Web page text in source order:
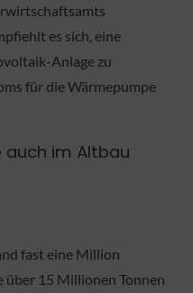
es sich, eine
Anlage zu
für die Wärmepumpe
im Altbau
fast eine Million
über 15 Millionen Tonnen